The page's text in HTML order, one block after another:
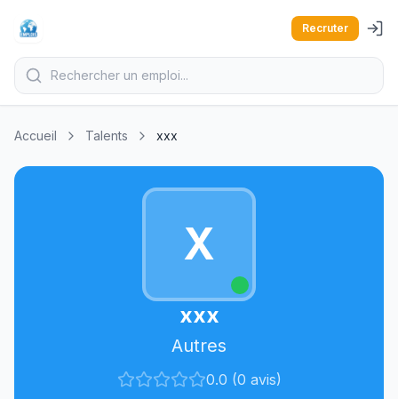
Recruter
Accueil Talents xxx
X
xxx
Autres
0.0 (0 avis)